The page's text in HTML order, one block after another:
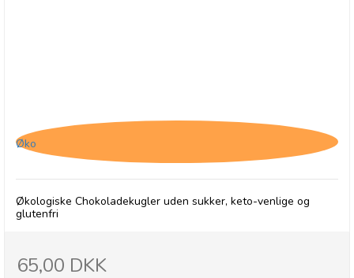
Øko
Økologiske Chokoladekugler uden sukker, keto-venlige og
glutenfri
65,00 DKK